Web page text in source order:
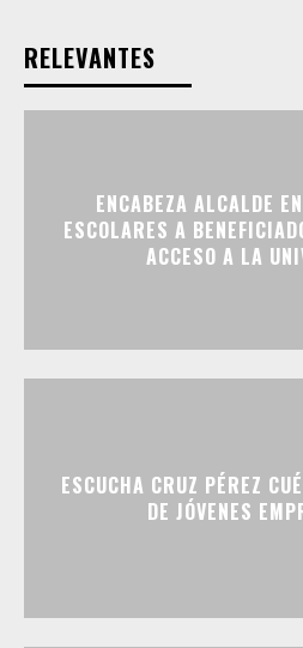
RELEVANTES
ENCABEZA ALCALDE
ESCOLARES A
ACCESO A LA
ESCUCHA CRUZ PÉREZ
DE JÓVENES